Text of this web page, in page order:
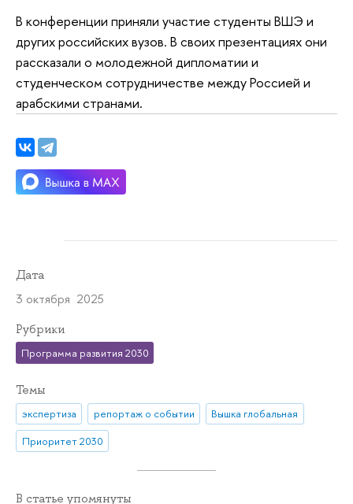
В конференции приняли участие студенты ВШЭ и
других российских вузов. В своих презентациях они
рассказали о молодежной дипломатии и
студенческом сотрудничестве между Россией и
арабскими странами.
Дата
3 октября 2025
Рубрики
Программа развития 2030
Темы
экспертиза репортаж о событии
Вышка глобальная
Приоритет 2030
В статье упомянуты